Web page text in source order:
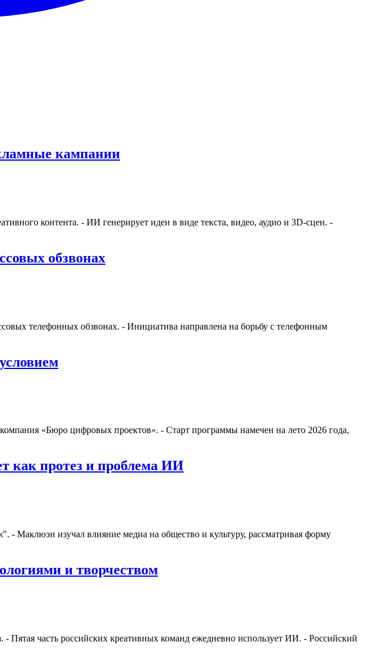
кампании
контента. - ИИ генерирует идеи в виде текста, видео, аудио и 3D-сцен. -
обзвонах
телефонных обзвонах. - Инициатива направлена на борьбу с телефонным
«Бюро цифровых проектов». - Старт программы намечен на лето 2026 года,
как протез и проблема ИИ
Маклюэн изучал влияние медиа на общество и культуру, рассматривая форму
и творчеством
Пятая часть российских креативных команд ежедневно использует ИИ. - Российский